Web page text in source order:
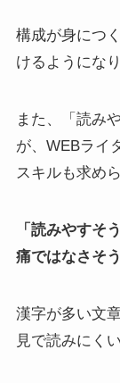
構成が身につ
けるようにな
また、「読み
が、WEBライ
スキルも求め
「読みやすそ
痛ではなさそ
漢字が多い文
見で読みにく